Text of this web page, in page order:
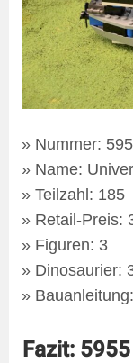
Nummer:
Name:
Teilzahl: 185
Retail-Preis:
Figuren: 3
Dinosaurier:
Bauanleitung:
Fazit: